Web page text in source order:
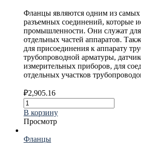
Фланцы являются одним из самых
разъемных соединений, которые
промышленности. Они служат
отдельных частей аппаратов.
для присоединения к аппарату
трубопроводной арматуры,
измерительных приборов, для
отдельных участков
₽2,905.16
В корзину
Просмотр
Фланцы